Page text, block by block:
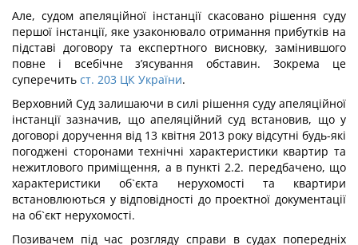
Але, судом апеляційної інстанції скасовано рішення суду
першої інстанції, яке узаконювало отримання прибутків на
підставі договору та експертного висновку, замінившого
повне і всебічне з’ясування обставин. Зокрема це
суперечить ст. 203 ЦК України.
Верховний Суд залишаючи в силі рішення суду апеляційної
інстанції зазначив, що апеляційний суд встановив, що у
договорі доручення від 13 квітня 2013 року відсутні будь-які
погоджені сторонами технічні характеристики квартир та
нежитлового приміщення, а в пункті 2.2. передбачено, що
характеристики об`єкта нерухомості та квартири
встановлюються у відповідності до проектної документації
на об`єкт нерухомості.
Позивачем під час розгляду справи в судах попередніх